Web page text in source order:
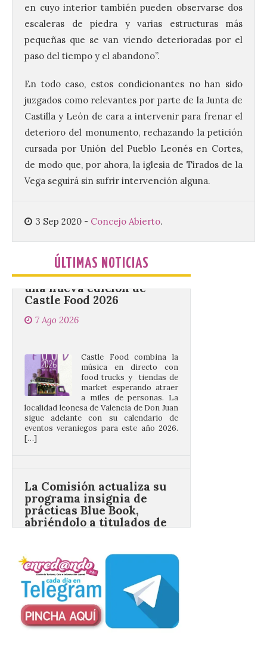
en cuyo interior también pueden observarse dos
escaleras de piedra y varias estructuras más
pequeñas que se van viendo deterioradas por el
paso del tiempo y el abandono”.
En todo caso, estos condicionantes no han sido
juzgados como relevantes por parte de la Junta de
Castilla y León de cara a intervenir para frenar el
deterioro del monumento, rechazando la petición
cursada por Unión del Pueblo Leonés en Cortes,
de modo que, por ahora, la iglesia de Tirados de la
Vega seguirá sin sufrir intervención alguna.
3 Sep 2020 - Concejo Abierto.
ÚLTIMAS NOTICIAS
Ciclo “Mujeres en la
Historia y la
Peregrinación”, en
Benavides de Órbigo.
Conferencia de Victorina
Alonso, sobre la
Presentación del Libro
“Va de Monjas”, de José
Fernando Cornejo. Apertura de una doble
exposición de fotografía. Este viernes, 7
de agosto, a las 20,00 horas, en el
auditorio de Benavides de […]
Valencia de Don Juan en
una nueva edición de
Castle Food 2026
7 Ago 2026
market esperando atraer
a miles de personas. La
localidad leonesa de Valencia de Don Juan
sigue adelante con su calendario de
eventos veraniegos para este año 2026.
[…]
prácticas Blue Book,
abriéndolo a titulados de
EFP
6 Ago 2026
Las solicitudes estarán
abiertas del 22 de julio al 4
de septiembre de 2026.
Bruselas, 6 de agosto de
2026.- La Comisión
Europea ha actualizado las normas de su
programa de prácticas, estableciendo un